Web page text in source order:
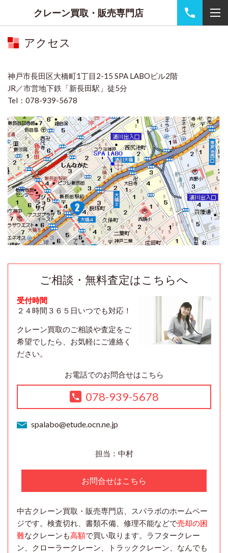
クレーン買取・販売専門店
アクセス
神戸市長田区大橋町1丁目2-15 SPA LABOビル2階
JR／市営地下鉄「新長田駅」徒5分
Tel：078-939-5678
ご相談・無料査定はこちらへ
受付時間
２４時間３６５日いつでも対応！
クレーン買取のご相談や査定をご
希望でしたら、お気軽にご連絡く
ださい。
お電話でのお問合せはこちら
078-939-5678
spalabo@etude.ocn.ne.jp
担当：中村
お問合せはこちら
中古クレーン買取・販売専門店、スパラボのホームペー
ジです。検査切れ、書類不備、修理不能などで売却の困
難なクレーンも高額で買い取ります。ラフタークレー
ン、クローラークレーン、トラッククレーン、なんでも